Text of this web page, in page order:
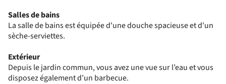
Salles de bains
La salle de bains est équipée d'une douche spacieuse et d'un
sèche-serviettes.
Extérieur
Depuis le jardin commun, vous avez une vue sur l’eau et vous
disposez également d’un barbecue.